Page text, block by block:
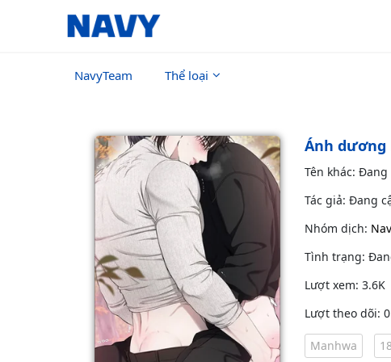
NavyTeam Thể loại
Ánh dương
Tên khác:
Tác giả: Đang
Nhóm dịch:
Tình trạng:
Lượt xem: 3.6K
Lượt theo dõi: 0
Manhwa